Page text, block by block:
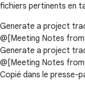
fichiers pertinents en
Generate a project
@[Meeting Notes from
Generate a project
@[Meeting Notes from
Copié dans le presse-